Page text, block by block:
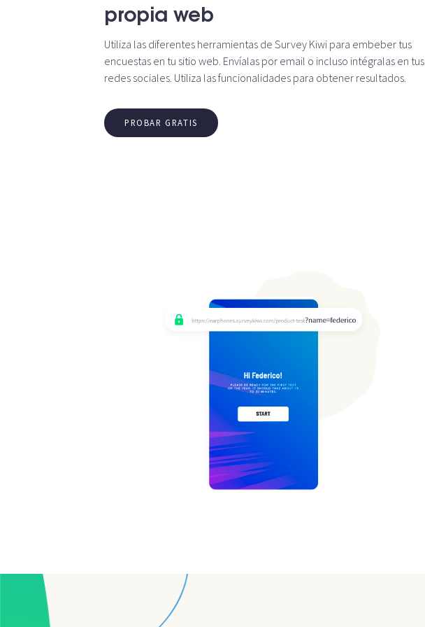
propia web
Utiliza las diferentes herramientas de Survey Kiwi para embeber tus
encuestas en tu sitio web. Envíalas por email o incluso intégralas en tus
redes sociales. Utiliza las funcionalidades para obtener resultados.
PROBAR GRATIS